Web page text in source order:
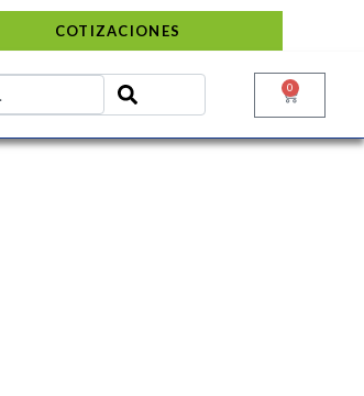
COTIZACIONES
0